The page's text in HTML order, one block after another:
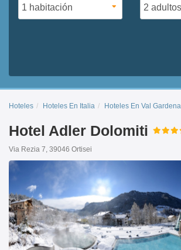
Hoteles Hoteles En Italia Hoteles En Val Gardena
Hotel Adler Dolomiti
Via Rezia 7, 39046 Ortisei